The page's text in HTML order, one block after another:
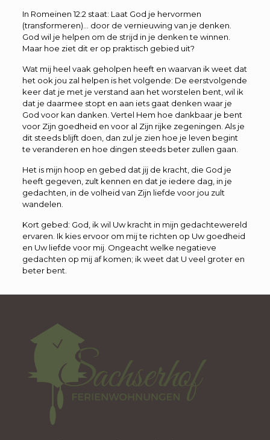
In Romeinen 12:2 staat: Laat God je hervormen
(transformeren)… door de vernieuwing van je denken.
God wil je helpen om de strijd in je denken te winnen.
Maar hoe ziet dit er op praktisch gebied uit?
Wat mij heel vaak geholpen heeft en waarvan ik weet dat
het ook jou zal helpen is het volgende: De eerstvolgende
keer dat je met je verstand aan het worstelen bent, wil ik
dat je daarmee stopt en aan iets gaat denken waar je
God voor kan danken. Vertel Hem hoe dankbaar je bent
voor Zijn goedheid en voor al Zijn rijke zegeningen. Als je
dit steeds blijft doen, dan zul je zien hoe je leven begint
te veranderen en hoe dingen steeds beter zullen gaan.
Het is mijn hoop en gebed dat jij de kracht, die God je
heeft gegeven, zult kennen en dat je iedere dag, in je
gedachten, in de volheid van Zijn liefde voor jou zult
wandelen.
Kort gebed: God, ik wil Uw kracht in mijn gedachtewereld
ervaren. Ik kies ervoor om mij te richten op Uw goedheid
en Uw liefde voor mij. Ongeacht welke negatieve
gedachten op mij af komen; ik weet dat U veel groter en
beter bent.